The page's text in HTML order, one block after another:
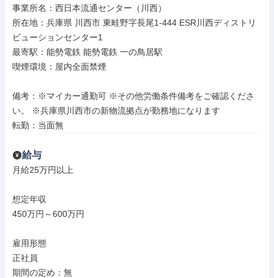
事業所名：西日本流通センター（川西）
所在地：兵庫県 川西市 東畦野字長尾1-444 ESR川西ディストリ
ビューションセンター1
最寄駅：能勢電鉄 能勢電鉄 一の鳥居駅
喫煙環境：屋内全面禁煙
備考：※マイカー通勤可 ※その他労働条件備考をご確認くださ
い。 ※兵庫県川西市の新物流拠点が勤務地になります
転勤：当面無
給与
月給25万円以上
想定年収
450万円～600万円
雇用形態
正社員
期間の定め：無